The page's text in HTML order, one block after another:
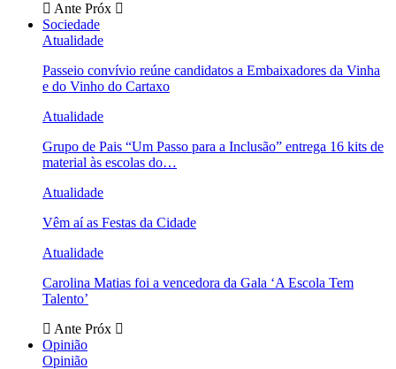
Ante Próx
Sociedade
Atualidade
Passeio convívio reúne candidatos a Embaixadores da Vinha
e do Vinho do Cartaxo
Atualidade
Grupo de Pais “Um Passo para a Inclusão” entrega 16 kits de
material às escolas do…
Atualidade
Vêm aí as Festas da Cidade
Atualidade
Carolina Matias foi a vencedora da Gala ‘A Escola Tem
Talento’
Ante Próx
Opinião
Opinião